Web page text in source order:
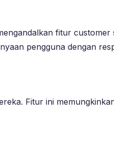
fitur
pengguna dengan
Fitur ini